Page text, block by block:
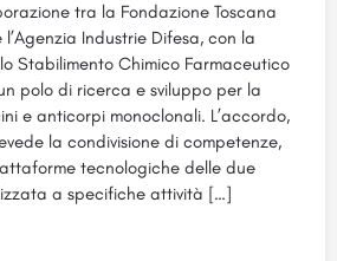
tra la Fondazione Toscana
l’Agenzia Industrie Difesa, con la
Stabilimento Chimico Farmaceutico
polo di ricerca e sviluppo per la
e anticorpi monoclonali. L’accordo,
la condivisione di competenze,
tecnologiche delle due
a specifiche attività […]